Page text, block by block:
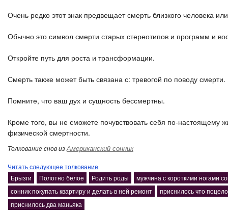
Очень редко этот знак предвещает смерть близкого человека
Обычно это символ смерти старых стереотипов и программ и
Откройте путь для роста и трансформации.
Смерть также может быть связана с: тревогой по поводу смерти.
Помните, что ваш дух и сущность бессмертны.
Кроме того, вы не сможете почувствовать себя по-настоящему
физической смертности.
Толкование снов изАмериканский сонник
Читать следующее толкование
Брызги
Полотно белое Родить роды
мужчина с короткими ногами
сонник покупать квартиру и делать в ней ремонт
приснилось что
приснилось два маньяка